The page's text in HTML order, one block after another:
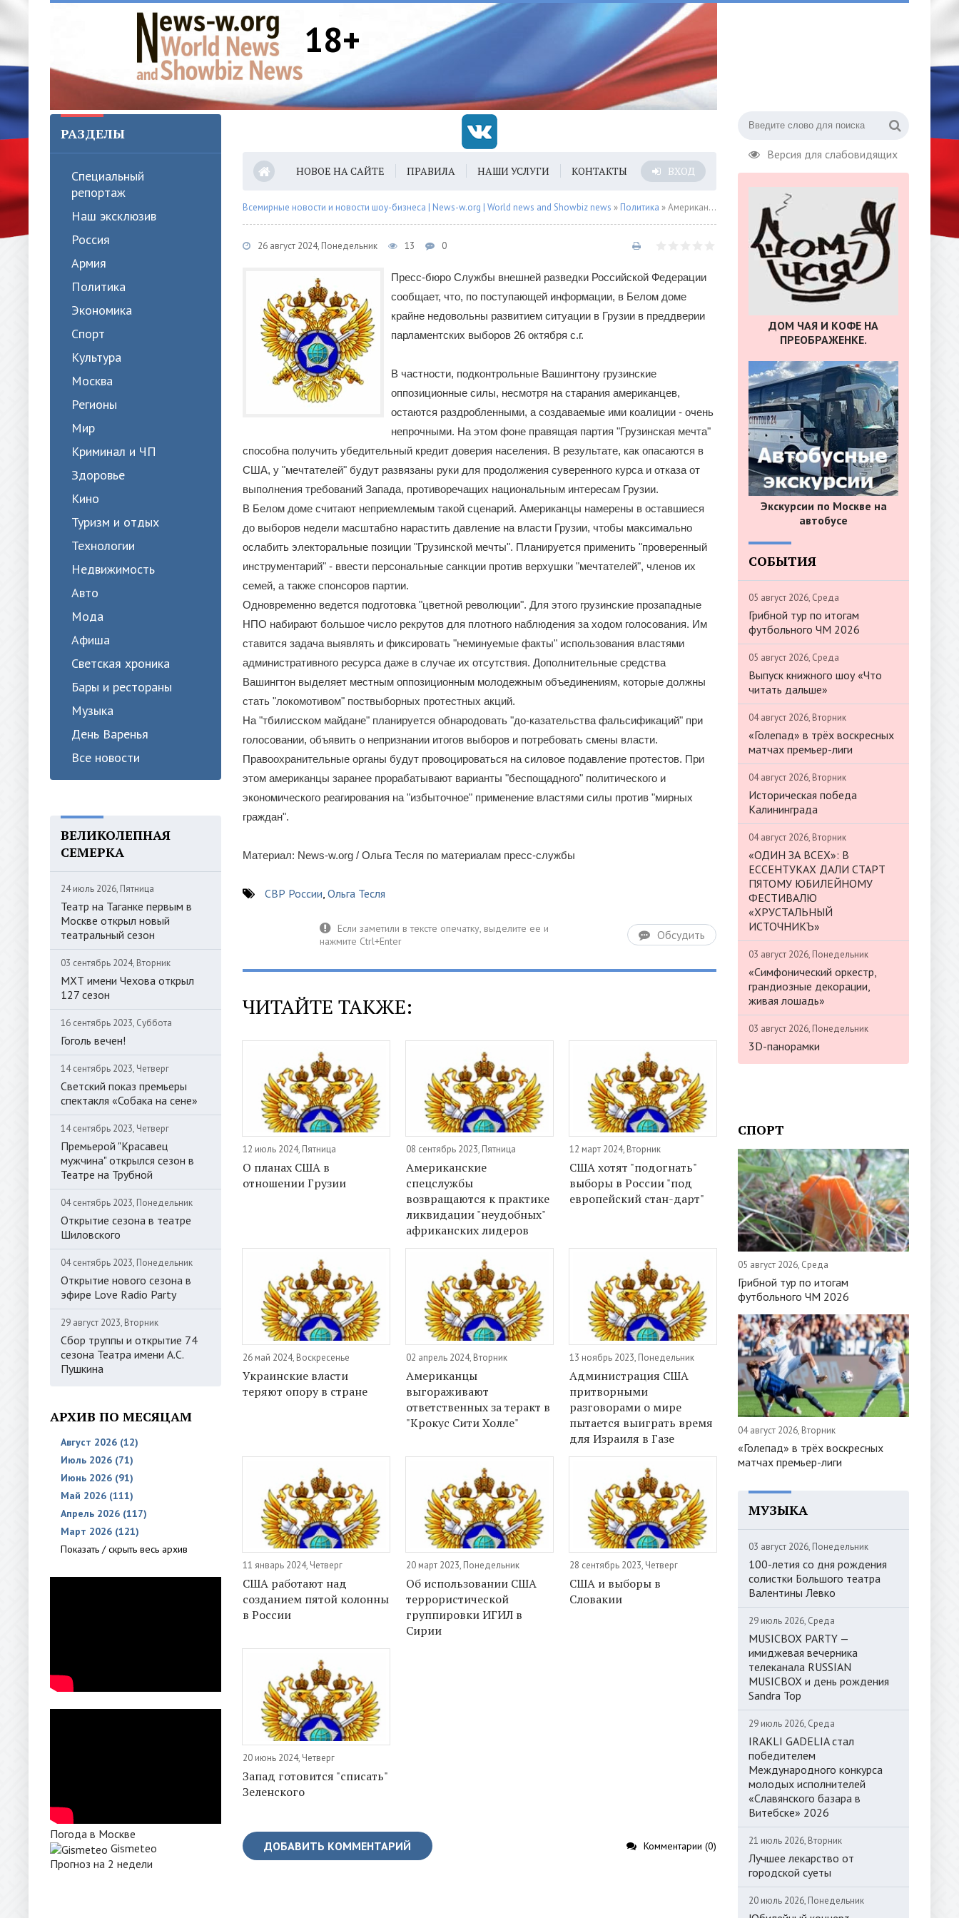
18+
Версия для слабовидящих
РАЗДЕЛЫ
Специальный
репортаж
Наш эксклюзив
Россия
Армия
Политика
Экономика
Спорт
Культура
Москва
Регионы
Мир
Криминал и ЧП
Здоровье
Кино
Туризм и отдых
Технологии
Недвижимость
Авто
Мода
Афиша
Светская хроника
Бары и рестораны
Музыка
День Варенья
Все новости
ВЕЛИКОЛЕПНАЯ
СЕМЕРКА
24 июль 2026, Пятница
Театр на Таганке первым в
Москве открыл новый
театральный сезон
03 сентябрь 2024, Вторник
МХТ имени Чехова открыл
127 сезон
16 сентябрь 2023, Суббота
Гоголь вечен!
14 сентябрь 2023, Четверг
Светский показ премьеры
спектакля «Собака на сене»
14 сентябрь 2023, Четверг
Премьерой "Красавец
мужчина" открылся сезон в
Театре на Трубной
04 сентябрь 2023, Понедельник
Открытие сезона в театре
Шиловского
04 сентябрь 2023, Понедельник
Открытие нового сезона в
эфире Love Radio Party
29 август 2023, Вторник
Сбор труппы и открытие 74
сезона Театра имени А.С.
Пушкина
АРХИВ ПО МЕСЯЦАМ
Август 2026 (12)
Июль 2026 (71)
Июнь 2026 (91)
Май 2026 (111)
Апрель 2026 (117)
Март 2026 (121)
Показать / скрыть весь архив
Погода в Москве
Gismeteo
Прогноз на 2 недели
НОВОЕ НА САЙТЕ ПРАВИЛА НАШИ УСЛУГИ КОНТАКТЫ ВХОД
Всемирные новости и новости шоу-бизнеса | News-w.org | World news and Showbiz news » Политика » Американцы готовят "цветную революцию" в Грузии
26 август 2024, Понедельник 13 0
Пресс-бюро Службы внешней разведки Российской Федерации
сообщает, что, по поступающей информации, в Белом доме
крайне недовольны развитием ситуации в Грузии в преддверии
парламентских выборов 26 октября с.г.
В частности, подконтрольные Вашингтону грузинские
оппозиционные силы, несмотря на старания американцев,
остаются раздробленными, а создаваемые ими коалиции - очень
непрочными. На этом фоне правящая партия "Грузинская мечта"
способна получить убедительный кредит доверия населения. В результате, как опасаются в
США, у "мечтателей" будут развязаны руки для продолжения суверенного курса и отказа от
выполнения требований Запада, противоречащих национальным интересам Грузии.
В Белом доме считают неприемлемым такой сценарий. Американцы намерены в оставшиеся
до выборов недели масштабно нарастить давление на власти Грузии, чтобы максимально
ослабить электоральные позиции "Грузинской мечты". Планируется применить "проверенный
инструментарий" - ввести персональные санкции против верхушки "мечтателей", членов их
семей, а также спонсоров партии.
Одновременно ведется подготовка "цветной революции". Для этого грузинские прозападные
НПО набирают большое число рекрутов для плотного наблюдения за ходом голосования. Им
ставится задача выявлять и фиксировать "неминуемые факты" использования властями
административного ресурса даже в случае их отсутствия. Дополнительные средства
Вашингтон выделяет местным оппозиционным молодежным объединениям, которые должны
стать "локомотивом" поствыборных протестных акций.
На "тбилисском майдане" планируется обнародовать "до-казательства фальсификаций" при
голосовании, объявить о непризнании итогов выборов и потребовать смены власти.
Правоохранительные органы будут провоцироваться на силовое подавление протестов. При
этом американцы заранее прорабатывают варианты "беспощадного" политического и
экономического реагирования на "избыточное" применение властями силы против "мирных
граждан".
Материал: News-w.org / Ольга Тесля по материалам пресс-службы
СВР России, Ольга Тесля
Обсудить
ЧИТАЙТЕ ТАКЖЕ:
12 июль 2024, Пятница
О планах США в
отношении Грузии
08 сентябрь 2023, Пятница
Американские
спецслужбы
возвращаются к практике
ликвидации "неудобных"
африканских лидеров
12 март 2024, Вторник
США хотят "подогнать"
выборы в России "под
европейский стан-дарт"
26 май 2024, Воскресенье
Украинские власти
теряют опору в стране
02 апрель 2024, Вторник
Американцы
выгораживают
ответственных за теракт в
"Крокус Сити Холле"
13 ноябрь 2023, Понедельник
Администрация США
притворными
разговорами о мире
пытается выиграть время
для Израиля в Газе
11 январь 2024, Четверг
США работают над
созданием пятой колонны
в России
20 март 2023, Понедельник
Об использовании США
террористической
группировки ИГИЛ в
Сирии
28 сентябрь 2023, Четверг
США и выборы в
Словакии
20 июнь 2024, Четверг
Запад готовится "списать"
Зеленского
ДОБАВИТЬ КОММЕНТАРИЙ Комментарии (0)
ДОМ ЧАЯ И КОФЕ НА
ПРЕОБРАЖЕНКЕ.
Экскурсии по Москве на
автобусе
СОБЫТИЯ
05 август 2026, Среда
Грибной тур по итогам
футбольного ЧМ 2026
05 август 2026, Среда
Выпуск книжного шоу «Что
читать дальше»
04 август 2026, Вторник
«Голепад» в трёх воскресных
матчах премьер-лиги
04 август 2026, Вторник
Историческая победа
Калининграда
04 август 2026, Вторник
«ОДИН ЗА ВСЕХ»: В
ЕССЕНТУКАХ ДАЛИ СТАРТ
ПЯТОМУ ЮБИЛЕЙНОМУ
ФЕСТИВАЛЮ
«ХРУСТАЛЬНЫЙ
ИСТОЧНИКЪ»
03 август 2026, Понедельник
«Симфонический оркестр,
грандиозные декорации,
живая лошадь»
03 август 2026, Понедельник
3D-панорамки
СПОРТ
05 август 2026, Среда
Грибной тур по итогам
футбольного ЧМ 2026
04 август 2026, Вторник
«Голепад» в трёх воскресных
матчах премьер-лиги
МУЗЫКА
03 август 2026, Понедельник
100-летия со дня рождения
солистки Большого театра
Валентины Левко
29 июль 2026, Среда
MUSICBOX PARTY —
имиджевая вечерника
телеканала RUSSIAN
MUSICBOX и день рождения
Sandra Top
29 июль 2026, Среда
IRAKLI GADELIA стал
победителем
Международного конкурса
молодых исполнителей
«Славянского базара в
Витебске» 2026
21 июль 2026, Вторник
Лучшее лекарство от
городской суеты
20 июль 2026, Понедельник